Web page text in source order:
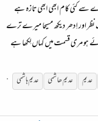
سے کئی کام ابھی ابھی تازہ ہے
نظر اور اِدھر دیکھ مسیحا میرے ترے
ہو مری قسمت میں کہاں لِکھا ہے
عدیم عدیمھاشمی عدیمہاشمی